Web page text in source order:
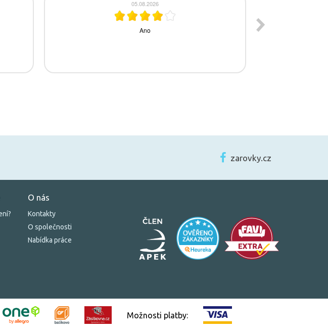
zarovky.cz
O nás
Kontakty
O společnosti
Nabídka práce
Možnosti platby: